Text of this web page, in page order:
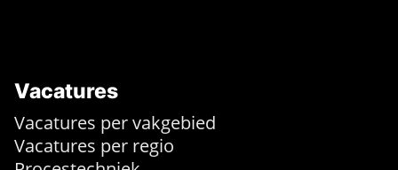
Vacatures
Vacatures per vakgebied
Vacatures per regio